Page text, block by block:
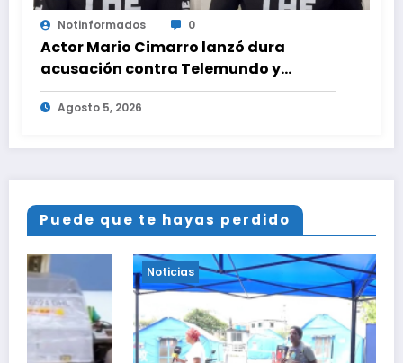
Notinformados 0
Actor Mario Cimarro lanzó dura
acusación contra Telemundo y
advirtió que lo que hacen en su contra
es ilegal en EEUU
Agosto 5, 2026
Puede que te hayas perdido
Noticias